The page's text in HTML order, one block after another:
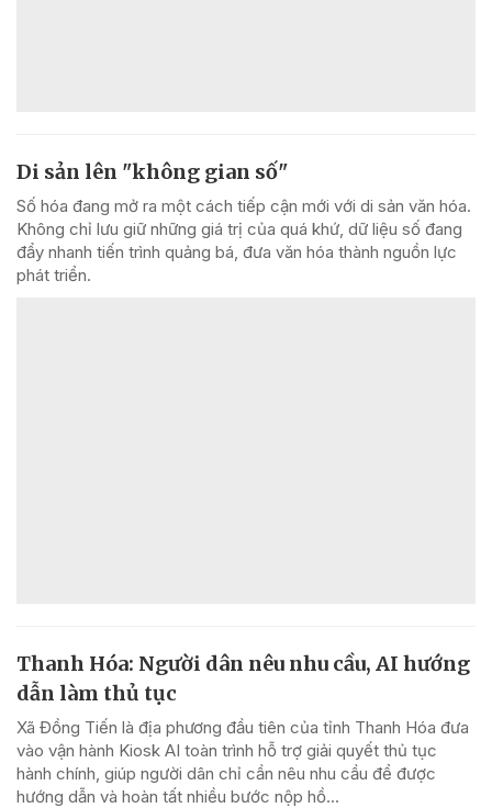
Di sản lên "không gian số"
Số hóa đang mở ra một cách tiếp cận mới với di sản văn hóa.
Không chỉ lưu giữ những giá trị của quá khứ, dữ liệu số đang
đẩy nhanh tiến trình quảng bá, đưa văn hóa thành nguồn lực
phát triển.
Thanh Hóa: Người dân nêu nhu cầu, AI hướng
dẫn làm thủ tục
Xã Đồng Tiến là địa phương đầu tiên của tỉnh Thanh Hóa đưa
vào vận hành Kiosk AI toàn trình hỗ trợ giải quyết thủ tục
hành chính, giúp người dân chỉ cần nêu nhu cầu để được
hướng dẫn và hoàn tất nhiều bước nộp hồ...